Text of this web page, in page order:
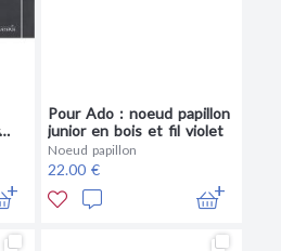
Pour Ado : noeud papillon
junior en bois et fil violet
Noeud papillon
22.00 €